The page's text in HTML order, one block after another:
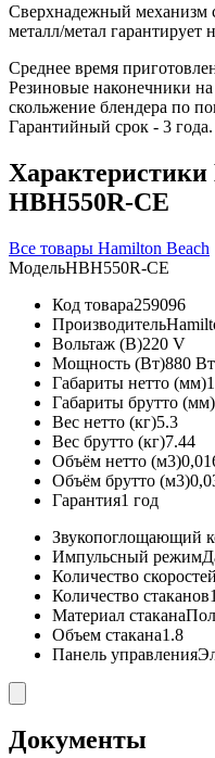
Сверхнадежный механизм
металл/метал гарантирует
Среднее время
Резиновые наконечники
скольжение блендера по
Гарантийный срок - 3 года.
HBH550R-CE
Все товары Hamilton Beach
МодельHBH550R-CE
Код товара259096
Производитель
Вольтаж (В)220 V
Мощность (Вт)880 Вт
Габариты нетто (мм)
Габариты брутто (мм)
Вес нетто (кг)5.3
Вес брутто (кг)7.44
Объём нетто (м3)
Объём брутто (м3)
Гарантия1 год
Звукопоглощающий
Импульсный режим
Количество скоростей
Количество стаканов1
Материал стакана
Объем стакана1.8
Панель управления
Документы